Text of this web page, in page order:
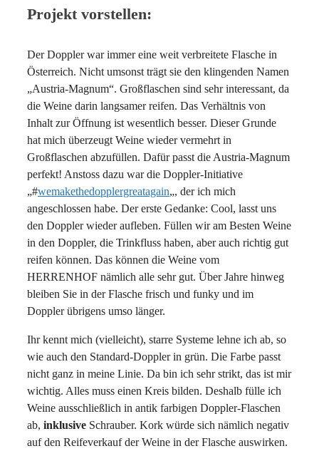
Projekt vorstellen:
Der Doppler war immer eine weit verbreitete Flasche in
Österreich. Nicht umsonst trägt sie den klingenden Namen
„Austria-Magnum“. Großflaschen sind sehr interessant, da
die Weine darin langsamer reifen. Das Verhältnis von
Inhalt zur Öffnung ist wesentlich besser. Dieser Grunde
hat mich überzeugt Weine wieder vermehrt in
Großflaschen abzufüllen. Dafür passt die Austria-Magnum
perfekt! Anstoss dazu war die Doppler-Initiative
„#wemakethedopplergreatagain„, der ich mich
angeschlossen habe. Der erste Gedanke: Cool, lasst uns
den Doppler wieder aufleben. Füllen wir am Besten Weine
in den Doppler, die Trinkfluss haben, aber auch richtig gut
reifen können. Das können die Weine vom
HERRENHOF nämlich alle sehr gut. Über Jahre hinweg
bleiben Sie in der Flasche frisch und funky und im
Doppler übrigens umso länger.
Ihr kennt mich (vielleicht), starre Systeme lehne ich ab, so
wie auch den Standard-Doppler in grün. Die Farbe passt
nicht ganz in meine Linie. Da bin ich sehr strikt, das ist mir
wichtig. Alles muss einen Kreis bilden. Deshalb fülle ich
Weine ausschließlich in antik farbigen Doppler-Flaschen
ab, inklusive Schrauber. Kork würde sich nämlich negativ
auf den Reifeverkauf der Weine in der Flasche auswirken.